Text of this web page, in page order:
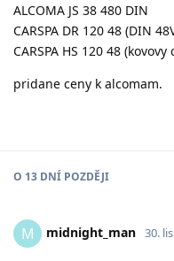
ALCOMA JS 38 480 DIN
CARSPA DR 120 48 (DIN
CARSPA HS 120 48
pridane ceny k alcomam.
O 13 DNÍ POZDĚJI
M midnight_man 30.